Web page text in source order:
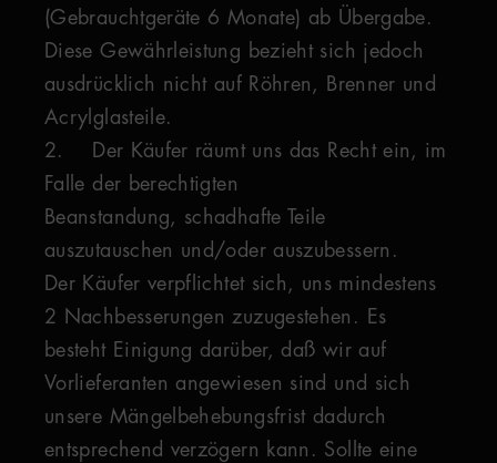
(Gebrauchtgeräte 6 Monate) ab Übergabe.
Diese Gewährleistung bezieht sich jedoch
ausdrücklich nicht auf Röhren, Brenner und
Acrylglasteile.
2. Der Käufer räumt uns das Recht ein, im
Falle der berechtigten
Beanstandung, schadhafte Teile
auszutauschen und/oder auszubessern.
Der Käufer verpflichtet sich, uns mindestens
2 Nachbesserungen zuzugestehen. Es
besteht Einigung darüber, daß wir auf
Vorlieferanten angewiesen sind und sich
unsere Mängelbehebungsfrist dadurch
entsprechend verzögern kann. Sollte eine